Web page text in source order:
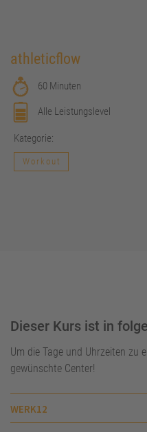
athleticflow
60 Minuten
Alle Leistungslevel
Kategorie:
Workout
Dieser Kurs ist in
Um die Tage und Uhrzeiten zu
gewünschte Center!
WERK12